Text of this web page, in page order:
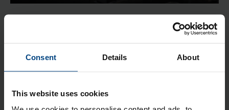
Consent Details About
This website uses cookies
samanlaiseen lopputulokseen voidaan päästä useammalla
erilainen.
valmistamiseen käytetty aika voi vaihdella karkeasti